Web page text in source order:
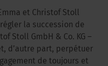
et Christof Stoll
la succession de
Stoll GmbH & Co. KG –
d’autre part, perpétuer
de toujours et